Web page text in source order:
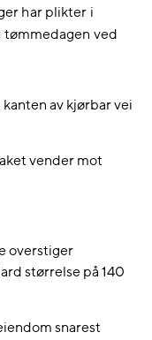
har plikter i
tømmedagen ved
av kjørbar vei
vender mot
overstiger
størrelse på 140
snarest